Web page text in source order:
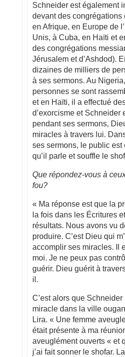
Schneider est également
devant des congrégations
en Afrique, en Europe de
Unis, à Cuba, en Haïti et
des congrégations
Jérusalem et d’Ashdod).
dizaines de milliers de
à ses sermons. Au
personnes se sont
et en Haïti, il a effectué
d’exorcisme et Schneider
pendant ses sermons,
miracles à travers lui.
ses sermons, le public est
qu’il parle et souffle le
Que répondez-vous à
fou?
« Ma réponse est que la
la fois dans les Écritures
résultats. Nous avons vu
produire. C’est Dieu qui
accomplir ses miracles. Il
moi. Je ne peux pas
guérir. Dieu guérit à
il.
C’est alors que
miracle dans la ville
Lira. « Une femme
était présente à ma
aveuglément ouverts « et
j’ai fait sonner le shofar.